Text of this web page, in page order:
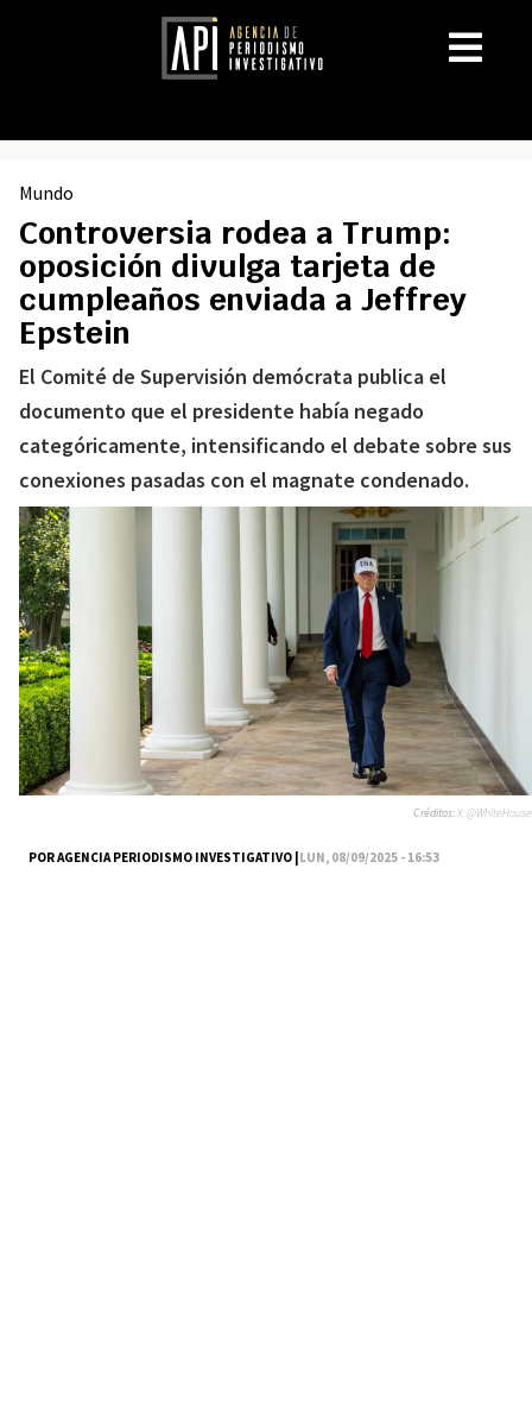
Mundo
Controversia rodea a Trump:
oposición divulga tarjeta de
cumpleaños enviada a Jeffrey
Epstein
El Comité de Supervisión demócrata publica el
documento que el presidente había negado
categóricamente, intensificando el debate sobre sus
conexiones pasadas con el magnate condenado.
POR AGENCIA PERIODISMO INVESTIGATIVO |LUN, 08/09/2025 - 16:53
Créditos:X: @WhiteHouse